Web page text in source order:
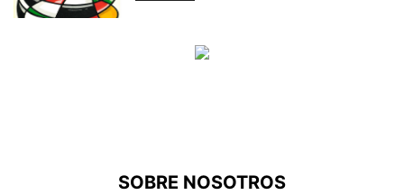
SOBRE NOSOTROS